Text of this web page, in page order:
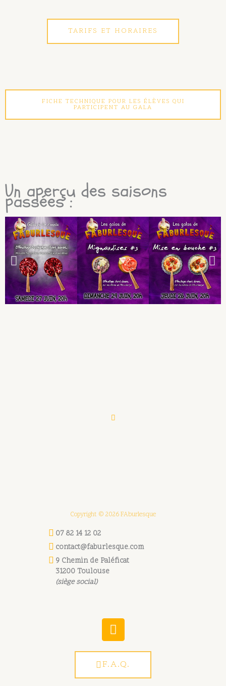
TARIFS ET HORAIRES
FICHE TECHNIQUE POUR LES ÉLÈVES QUI
PARTICIPENT AU GALA
Un aperçu des saisons
passées :
Copyright © 2026 FAburlesque
07 82 14 12 02
contact@faburlesque.com
9 Chemin de Paléficat
31200 Toulouse
(siège social)
W
h
a
t
s
F.A.Q.